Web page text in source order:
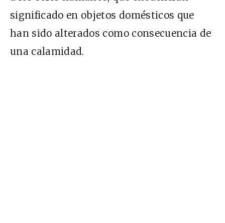
significado en objetos domésticos que
han sido alterados como consecuencia de
una calamidad.